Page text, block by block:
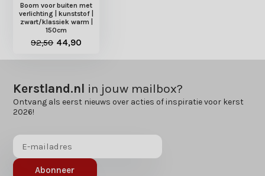
Boom voor buiten met
verlichting | kunststof |
zwart/klassiek warm |
150cm
92,50 44,90
Kerstland.nl in jouw mailbox?
Ontvang als eerst nieuws over acties of inspiratie voor kerst
2026!
Abonneer